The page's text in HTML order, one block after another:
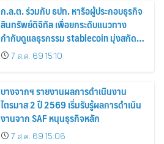
ก.ล.ต. ร่วมกับ ธปท. หารือผู้ประกอบธุรกิจ
สินทรัพย์ดิจิทัล เพื่อยกระดับแนวทาง
กำกับดูแลธุรกรรม stablecoin มุ่งสกัด
กั้นอาชญากรรมทางเทคโนโลยี
7 ส.ค. 69 15:10
บางจากฯ รายงานผลการดำเนินงาน
ไตรมาส 2 ปี 2569 เริ่มรับรู้ผลการดำเนิน
งานจาก SAF หนุนธุรกิจหลัก
7 ส.ค. 69 15:06